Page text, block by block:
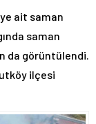
ait saman
saman
da görüntülendi.
ilçesi